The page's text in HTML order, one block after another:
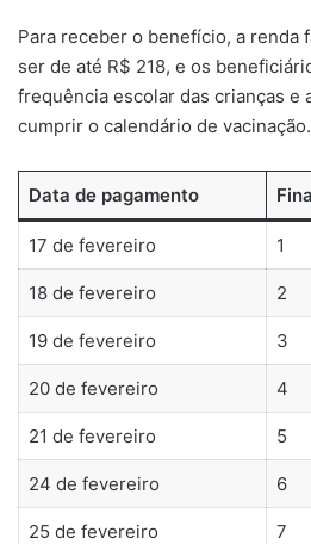
Para receber o benefício, a renda
ser de até R$ 218, e os
frequência escolar das crianças e
cumprir o calendário de vacinação.
Data de pagamento
17 de fevereiro 1
18 de fevereiro 2
19 de fevereiro 3
20 de fevereiro 4
21 de fevereiro 5
24 de fevereiro 6
25 de fevereiro 7